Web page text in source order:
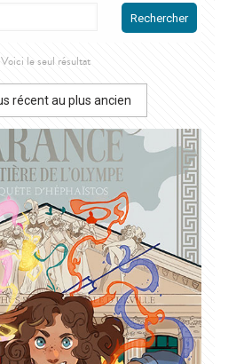
Rechercher
Voici le seul résultat